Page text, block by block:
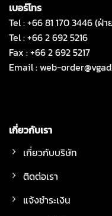
เบอร์โทร
Tel : +66 81 170 3446 (ฝ่
Tel : +66 2 692 5216
Fax : +66 2 692 5217
Email :web-
เกี่ยวกับเรา
เกี่ยวกับบริษัท
ติดต่อเรา
แจ้งชำระเงิน